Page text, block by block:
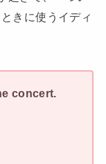
きに使うイディ
concert.